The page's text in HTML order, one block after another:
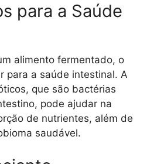
para a Saúde
alimento fermentado, o
para a saúde intestinal. A
que são bactérias
pode ajudar na
de nutrientes, além de
saudável.